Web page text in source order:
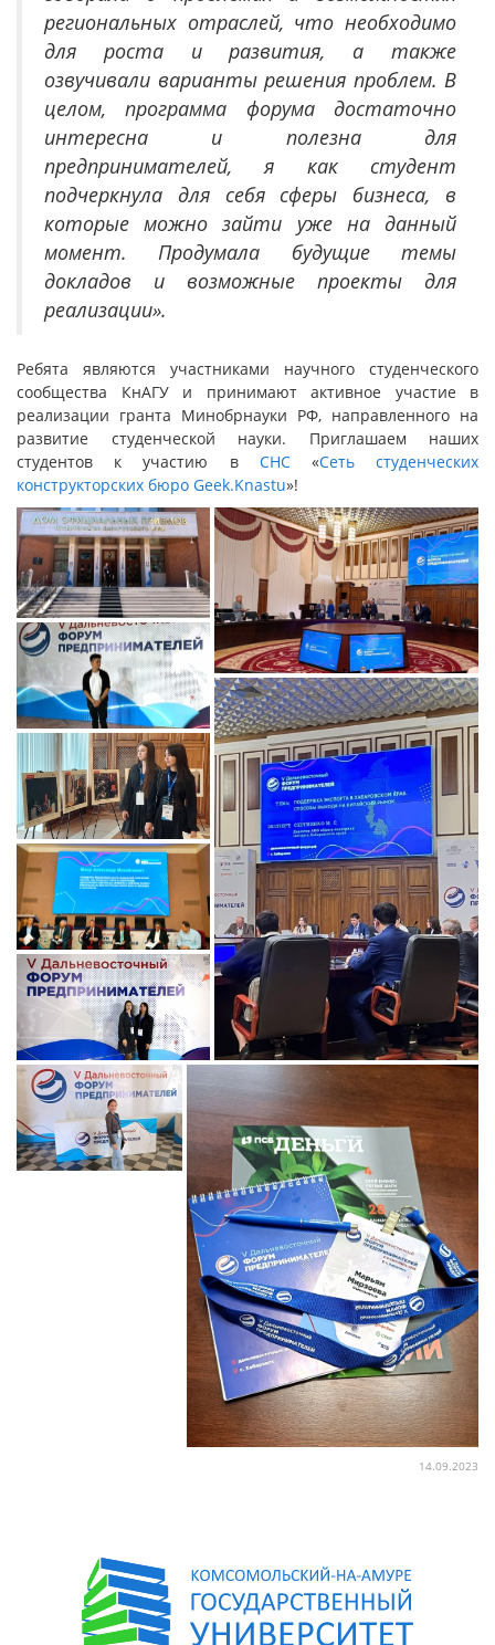
региональных отраслей, что необходимо
для роста и развития, а также
озвучивали варианты решения проблем. В
целом, программа форума достаточно
интересна и полезна для
предпринимателей, я как студент
подчеркнула для себя сферы бизнеса, в
которые можно зайти уже на данный
момент. Продумала будущие темы
докладов и возможные проекты для
реализации».
Ребята являются участниками научного студенческого
сообщества КнАГУ и принимают активное участие в
реализации гранта Минобрнауки РФ, направленного на
развитие студенческой науки. Приглашаем наших
студентов к участию в СНС«Сеть студенческих
конструкторских бюро Geek.Knastu»!
14.09.2023